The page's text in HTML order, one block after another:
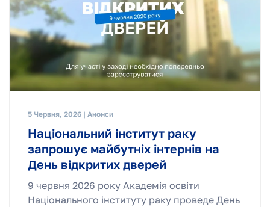
5 Червня, 2026 | Анонси
Національний інститут раку
запрошує майбутніх інтернів на
День відкритих дверей
9 червня 2026 року Академія освіти
Національного інституту раку проведе День